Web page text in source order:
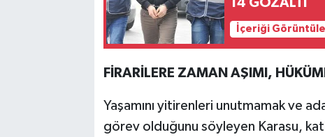
İçeriği Görüntüle
FİRARİLERE ZAMAN AŞIMI,
Yaşamını yitirenleri unutmamak ve
görev olduğunu söyleyen Karasu,